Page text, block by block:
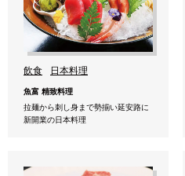
飲食 日本料理
魚富 精致料理
拉麺から刺し身まで勢揃い延安路に
新開業の日本料理